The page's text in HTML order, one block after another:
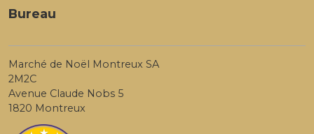
Bureau
Marché de Noël Montreux SA
2M2C
Avenue Claude Nobs 5
1820 Montreux